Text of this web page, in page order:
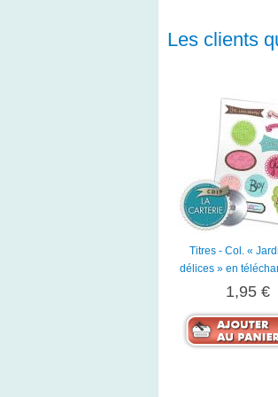
Les clients
Titres - Col. «
délices » en
1,95 €